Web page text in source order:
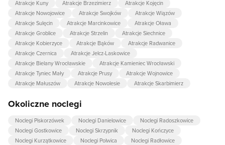
Atrakcje Kuny
Atrakcje Brzezimierz
Atrakcje Kojęcin
Atrakcje Nowojowice
Atrakcje Swojków
Atrakcje Wiązów
Atrakcje Sulęcin
Atrakcje Marcinkowice
Atrakcje Oława
Atrakcje Groblice
Atrakcje Strzelin
Atrakcje Siechnice
Atrakcje Kobierzyce
Atrakcje Bąków
Atrakcje Radwanice
Atrakcje Czernica
Atrakcje Jelcz-Laskowice
Atrakcje Bielany Wrocławskie
Atrakcje Kamieniec Wrocławski
Atrakcje Tyniec Mały
Atrakcje Prusy
Atrakcje Wojnowice
Atrakcje Małuszów
Atrakcje Nowolesie Atrakcje Skarbimierz
Okoliczne noclegi
Noclegi Piskorzówek Noclegi Danielowice
Noclegi Radoszkowice
Noclegi Gostkowice
Noclegi Skrzypnik
Noclegi Kończyce
Noclegi Kurzątkowice
Noclegi Polwica
Noclegi Radłowice